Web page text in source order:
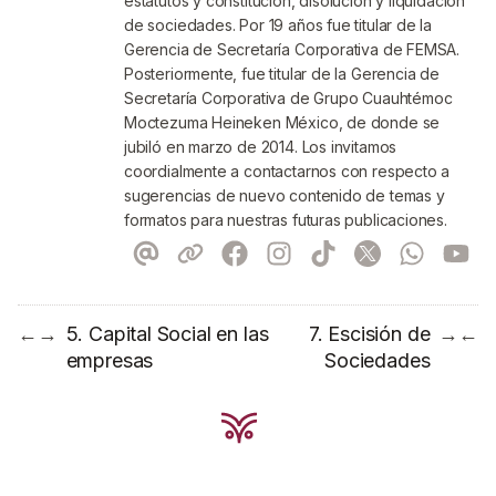
de sociedades. Por 19 años fue titular de la
Gerencia de Secretaría Corporativa de FEMSA.
Posteriormente, fue titular de la Gerencia de
Secretaría Corporativa de Grupo Cuauhtémoc
Moctezuma Heineken México, de donde se
jubiló en marzo de 2014. Los invitamos
coordialmente a contactarnos con respecto a
sugerencias de nuevo contenido de temas y
formatos para nuestras futuras publicaciones.
← → 5. Capital Social en las
empresas
7. Escisión de
Sociedades
→ ←